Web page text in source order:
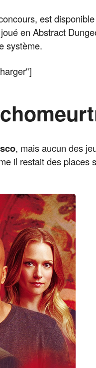
est
en Abstract
système.
, mais aucun des
il restait des places